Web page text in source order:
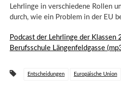
Lehrlinge in verschiedene Rollen
durch, wie ein Problem in der EU
Podcast der Lehrlinge der Klassen
Berufsschule Längenfeldgasse
Entscheidungen Europäische Union